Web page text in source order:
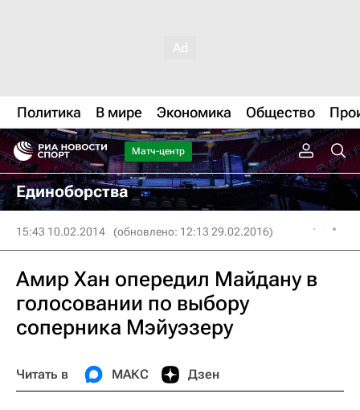
Политика В мире Экономика Общество
Матч-центр
Единоборства
15:43 10.02.2014 (обновлено: 12:13 29.02.2016)
Амир Хан опередил Майдану в
голосовании по выбору
соперника Мэйуэзеру
Читать в МАКС Дзен